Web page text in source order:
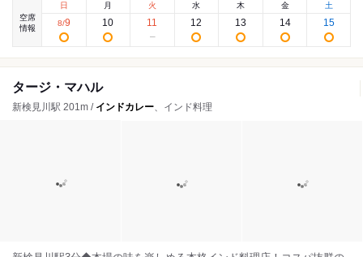
空席
情報
日
8/9
月
10
火
11
水
12
木
13
金
14
土
15
タージ・マハル
新検見川駅 201m / インドカレー、インド料理